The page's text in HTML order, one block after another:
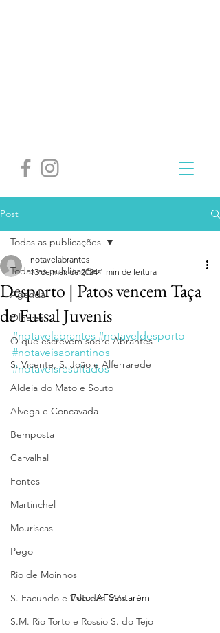
Post
Todas as publicações
Agenda
Olhares
O que escrevem sobre Abrantes
S. Vicente, S. João e Alferrarede
Aldeia do Mato e Souto
Alvega e Concavada
Bemposta
Carvalhal
Fontes
Martinchel
Mouriscas
Pego
Rio de Moinhos
S. Facundo e Vale das Mós
S.M. Rio Torto e Rossio S. do Tejo
Todas as publicações
Desporto | Patos vencem Taça
de Futsal Juvenis
notavelabrantes
13 de mar. de 2024 1 min de leitura
#notavelabrantes #notaveldesporto
#notaveisabrantinos
#notaveisresultados
Foto: AFSantarém